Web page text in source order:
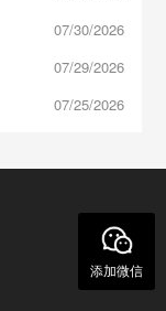
07/30/2026
07/29/2026
07/25/2026
添加微信